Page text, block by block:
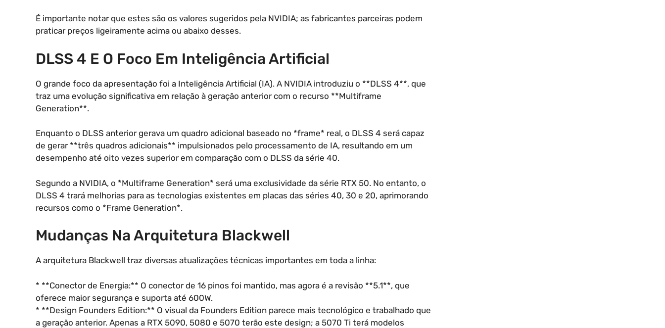
É importante notar que estes são os valores sugeridos pela NVIDIA; as fabricantes parceiras podem
praticar preços ligeiramente acima ou abaixo desses.
DLSS 4 E O Foco Em Inteligência Artificial
O grande foco da apresentação foi a Inteligência Artificial (IA). A NVIDIA introduziu o **DLSS 4**, que
traz uma evolução significativa em relação à geração anterior com o recurso **Multiframe
Generation**.
Enquanto o DLSS anterior gerava um quadro adicional baseado no *frame* real, o DLSS 4 será capaz
de gerar **três quadros adicionais** impulsionados pelo processamento de IA, resultando em um
desempenho até oito vezes superior em comparação com o DLSS da série 40.
Segundo a NVIDIA, o *Multiframe Generation* será uma exclusividade da série RTX 50. No entanto, o
DLSS 4 trará melhorias para as tecnologias existentes em placas das séries 40, 30 e 20, aprimorando
recursos como o *Frame Generation*.
Mudanças Na Arquitetura Blackwell
A arquitetura Blackwell traz diversas atualizações técnicas importantes em toda a linha:
* **Conector de Energia:** O conector de 16 pinos foi mantido, mas agora é a revisão **5.1**, que
oferece maior segurança e suporta até 600W.
* **Design Founders Edition:** O visual da Founders Edition parece mais tecnológico e trabalhado que
a geração anterior. Apenas a RTX 5090, 5080 e 5070 terão este design; a 5070 Ti terá modelos